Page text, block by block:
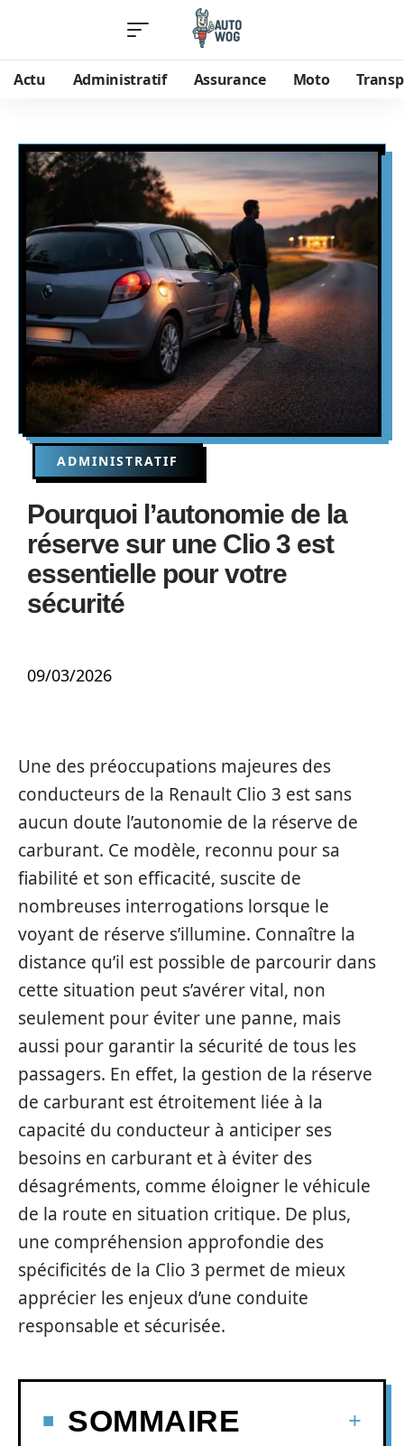
Actu Administratif Assurance Moto
ADMINISTRATIF
Pourquoi l’autonomie de la
réserve sur une Clio 3 est
essentielle pour votre
sécurité
09/03/2026
Une des préoccupations majeures des
conducteurs de la Renault Clio 3 est sans
aucun doute l’autonomie de la réserve de
carburant. Ce modèle, reconnu pour sa
fiabilité et son efficacité, suscite de
nombreuses interrogations lorsque le
voyant de réserve s’illumine. Connaître la
distance qu’il est possible de parcourir dans
cette situation peut s’avérer vital, non
seulement pour éviter une panne, mais
aussi pour garantir la sécurité de tous les
passagers. En effet, la gestion de la réserve
de carburant est étroitement liée à la
capacité du conducteur à anticiper ses
besoins en carburant et à éviter des
désagréments, comme éloigner le véhicule
de la route en situation critique. De plus,
une compréhension approfondie des
spécificités de la Clio 3 permet de mieux
apprécier les enjeux d’une conduite
responsable et sécurisée.
SOMMAIRE